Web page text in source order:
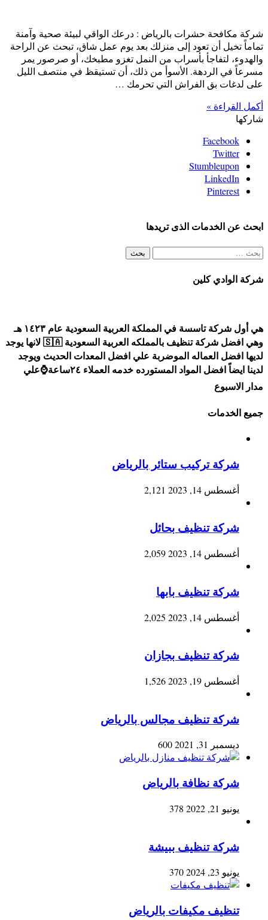
شركة مكافحة حشرات بالرياض : درعك الواقي لبيئة صحية وآمنة
تماماً تخيل أن تعود إلى منزلك بعد يوم عمل شاق، تبحث عن الراحة
والهدوء، لتفاجأ بأسراب من النمل تغزو مطبخك، أو صرصور يمر
مسرعاً في الردهة. الأسوأ من ذلك، أن تستيقظ في منتصف الليل
على لدغات بق الفراش التي تحرمك …
أكمل القراءة »
شاركها
Facebook
Twitter
Stumbleupon
LinkedIn
Pinterest
ابحث عن الخدمات الذى تريدها
البحث
شركة الوادي كلين
هي أول شركة تاسسة في المملكة العربية السعودية عام ١٤٢٣ هـ
وهي افضل شركة تنظيف بالمملكه العربية السعودية 🇸🇦 لانها يوجد
لديها افضل العماله الموضربة علي افضل المعدات الحديث ويوجد
لدينا ايضاً افضل المواد المستورده خدمه العملاء ٢٤ساعة⌚علي
مدار الاسبوع
جميع الخدمات
شركة تركيب ستائر بالرياض
أغسطس 14, 2023 2,121
شركة تنظيف بحائل
أغسطس 14, 2023 2,059
شركة تنظيف بابها
أغسطس 14, 2023 2,025
شركة تنظيف بجازان
أغسطس 19, 2023 1,526
شركة تنظيف مجالس بالرياض
ديسمبر 31, 2021 600
شركة نظافة بالرياض
يونيو 21, 2022 378
شركة تنظيف ببيشة
يونيو 23, 2024 370
تنظيف مكيفات بالرياض